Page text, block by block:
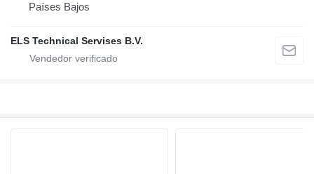
Países Bajos
ELS Technical Servises B.V.